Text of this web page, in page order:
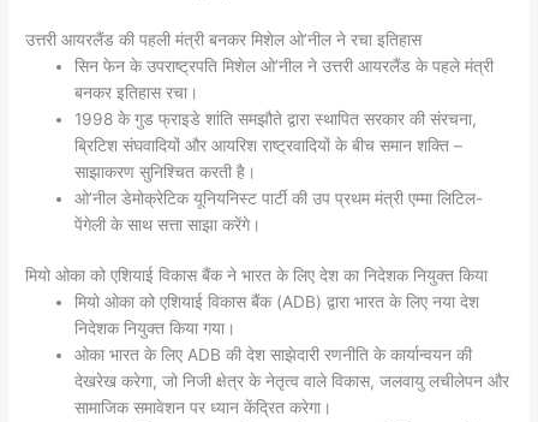
उत्तरी आयरलैंड की पहली मंत्री बनकर मिशेल ओ’नील ने रचा इतिहास
सिन फेन के उपराष्ट्रपति मिशेल ओ’नील ने उत्तरी आयरलैंड के पहले मंत्री
बनकर इतिहास रचा।
1998 के गुड फ्राइडे शांति समझौते द्वारा स्थापित सरकार की संरचना,
ब्रिटिश संघवादियों और आयरिश राष्ट्रवादियों के बीच समान शक्ति –
साझाकरण सुनिश्चित करती है।
ओ’नील डेमोक्रेटिक यूनियनिस्ट पार्टी की उप प्रथम मंत्री एम्मा लिटिल-
पेंगेली के साथ सत्ता साझा करेंगे।
मियो ओका को एशियाई विकास बैंक ने भारत के लिए देश का निदेशक नियुक्त किया
मियो ओका को एशियाई विकास बैंक (ADB) द्वारा भारत के लिए नया देश
निदेशक नियुक्त किया गया।
ओका भारत के लिए ADB की देश साझेदारी रणनीति के कार्यान्वयन की
देखरेख करेगा, जो निजी क्षेत्र के नेतृत्व वाले विकास, जलवायु लचीलेपन और
सामाजिक समावेशन पर ध्यान केंद्रित करेगा।